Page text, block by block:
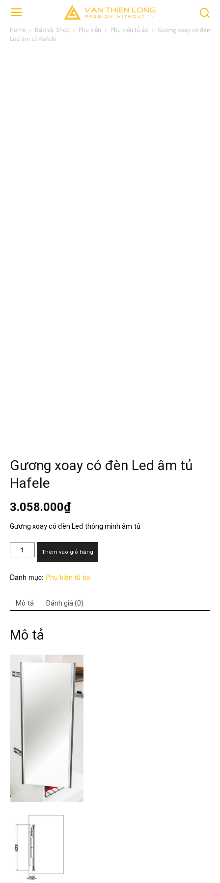
Home Bảo vệ: Shop Phụ kiện Phụ kiện tủ áo
Gương xoay có đèn
Led âm tủ Hafele
Gương xoay có đèn Led âm tủ
Hafele
3.058.000₫
Gương xoay có đèn Led thông minh âm tủ
Gương
xoay
đèn
âm
tủ
số
lượng
Thêm vào giỏ hàng
Danh mục: Phụ kiện tủ áo
Mô tả Đánh giá (0)
Mô tả